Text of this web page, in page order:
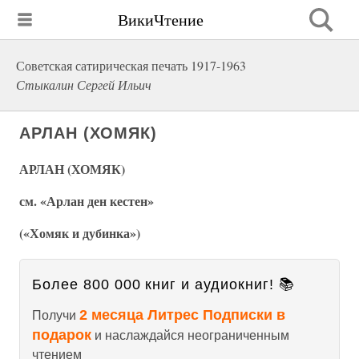
ВикиЧтение
Советская сатирическая печать 1917-1963
Стыкалин Сергей Ильич
АРЛАН (ХОМЯК)
АРЛАН (ХОМЯК)
см. «Арлан ден кестен»
(«Хомяк и дубинка»)
Более 800 000 книг и аудиокниг! 📚
Получи 2 месяца Литрес Подписки в
подарок и наслаждайся неограниченным
чтением